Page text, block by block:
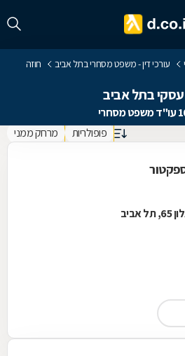
עורכי דין - משפט מסחרי בתל אביב
חוזה
בתל אביב
פופולריות מרחק ממני
אביב